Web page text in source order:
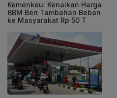
Kemenkeu: Kenaikan Harga
BBM Beri Tambahan Beban
ke Masyarakat Rp 50 T